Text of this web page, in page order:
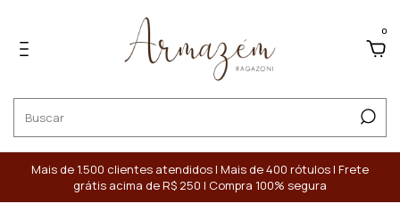
0
Mais de 1.500 clientes atendidos | Mais de 400 rótulos | Frete
grátis acima de R$ 250 | Compra 100% segura